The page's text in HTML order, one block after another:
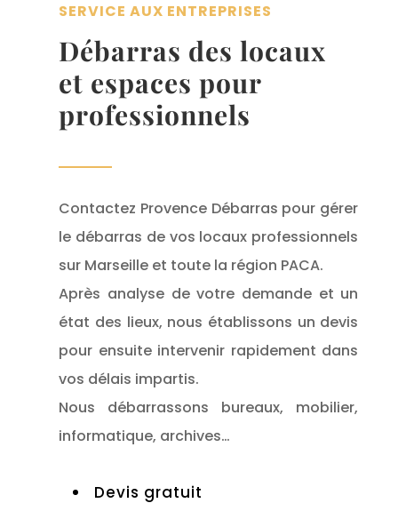
SERVICE AUX ENTREPRISES
Débarras des locaux
et espaces pour
professionnels
Contactez Provence Débarras pour gérer
le débarras de vos locaux professionnels
sur Marseille et toute la région PACA.
Après analyse de votre demande et un
état des lieux, nous établissons un devis
pour ensuite intervenir rapidement dans
vos délais impartis.
Nous débarrassons bureaux, mobilier,
informatique, archives…
Devis gratuit